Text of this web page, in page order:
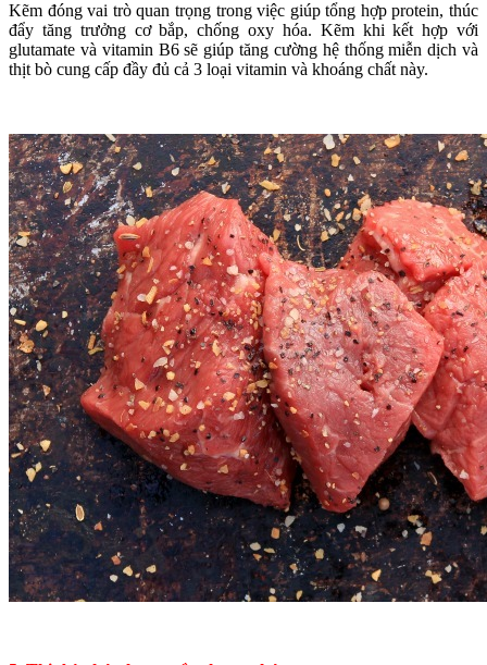
Kẽm đóng vai trò quan trọng trong việc giúp tổng hợp protein, thúc
đẩy tăng trưởng cơ bắp, chống oxy hóa. Kẽm khi kết hợp với
glutamate và vitamin B6 sẽ giúp tăng cường hệ thống miễn dịch và
thịt bò cung cấp đầy đủ cả 3 loại vitamin và khoáng chất này.